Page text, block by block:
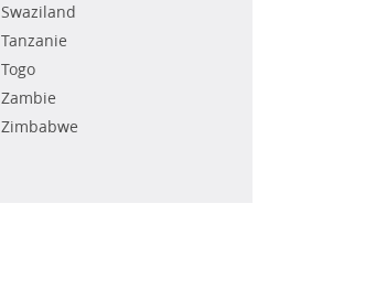
Swaziland
Tanzanie
Togo
Zambie
Zimbabwe